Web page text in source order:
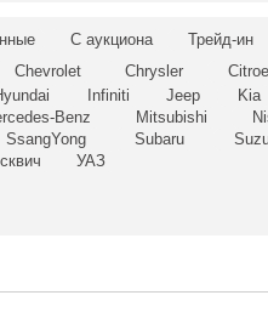
С аукциона Трейд-ин
Chevrolet Chrysler
Infiniti Jeep Kia
Benz Mitsubishi
SsangYong Subaru
УАЗ